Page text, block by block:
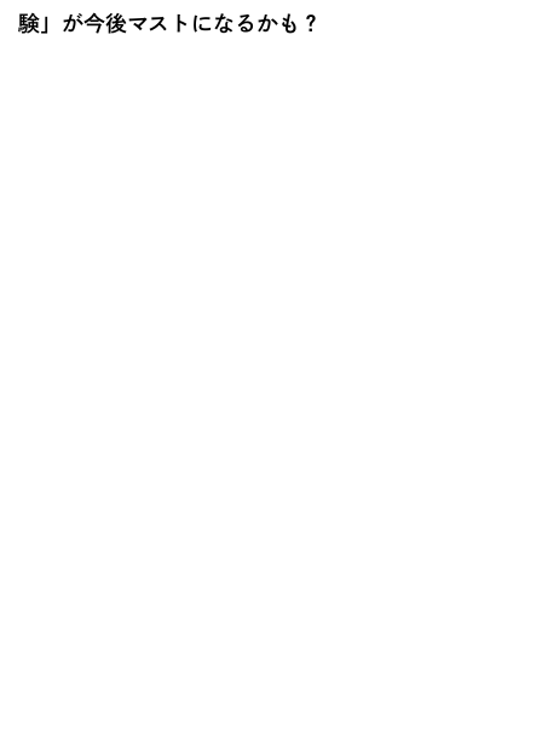
験」が今後マストになるかも？